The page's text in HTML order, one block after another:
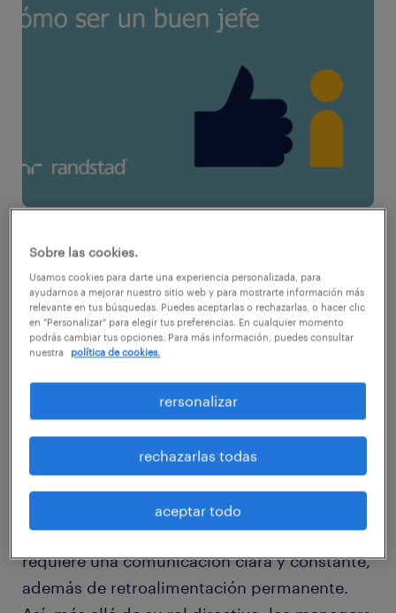
de una jefatura?, ¿qué beneficios tiene?
Primero que todo, para desarrollar de forma
correcta a un equipo de trabajo, es
fundamental que el jefe conozca las
cada uno, alineando personalidades y formas
objetivo. En este sentido, la comunicación es
clave, ya que las personas deben conocer sus
metas y las de la organización, además de los
pasos a seguir para alcanzarlas, lo que
requiere una comunicación clara y constante,
además de retroalimentación permanente.
Sobre las cookies.
Usamos cookies para darte una experiencia personalizada, para
ayudarnos a mejorar nuestro sitio web y para mostrarte información más
relevante en tus búsquedas. Puedes aceptarlas o rechazarlas, o hacer clic
en "Personalizar" para elegir tus preferencias. En cualquier momento
podrás cambiar tus opciones. Para más información, puedes consultar
nuestra
política de cookies.
rersonalizar
rechazarlas todas
aceptar todo